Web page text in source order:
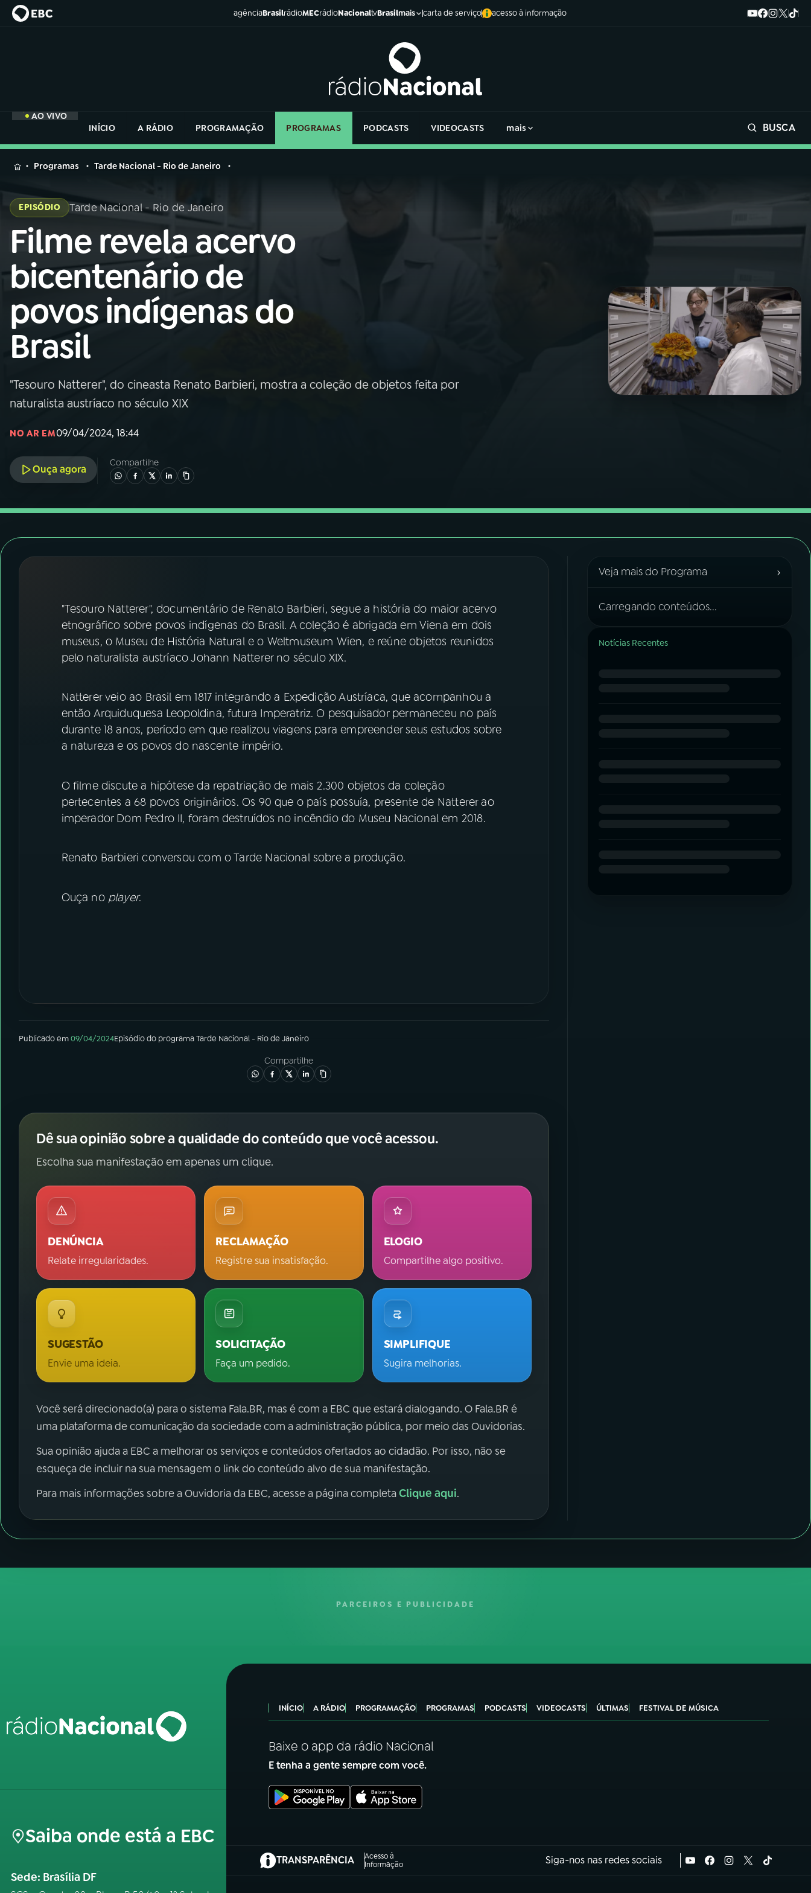
agênciaBrasilrádioMECrádioNacionaltvBrasilmais carta de serviço acesso à informação
AO VIVO
INÍCIO
A RÁDIO PROGRAMAÇÃO PROGRAMAS PODCASTS VIDEOCASTS mais BUSCA
MENU
Buscar
na
Rádio
Nacional
Buscar
AO VIVO
01 INÍCIO
02A RÁDIO
03PROGRAMAÇÃO
ACOMPANHE A RÁDIO NACIONAL
YouTube Facebook
na
Rádio
Nacional
Programas Tarde Nacional - Rio de Janeiro
EPISÓDIO Tarde Nacional - Rio de Janeiro
Filme revela acervo
bicentenário de
povos indígenas do
Brasil
"Tesouro Natterer", do cineasta Renato Barbieri, mostra a coleção de objetos feita por
naturalista austríaco no século XIX
NO AR EM09/04/2024, 18:44
Ouça agora
Compartilhe
"Tesouro Natterer", documentário de Renato Barbieri, segue a história do maior acervo
etnográfico sobre povos indígenas do Brasil. A coleção é abrigada em Viena em dois
museus, o Museu de História Natural e o Weltmuseum Wien, e reúne objetos reunidos
pelo naturalista austríaco Johann Natterer no século XIX.
Natterer veio ao Brasil em 1817 integrando a Expedição Austríaca, que acompanhou a
então Arquiduquesa Leopoldina, futura Imperatriz. O pesquisador permaneceu no país
durante 18 anos, período em que realizou viagens para empreender seus estudos sobre
a natureza e os povos do nascente império.
O filme discute a hipótese da repatriação de mais 2.300 objetos da coleção
pertecentes a 68 povos originários. Os 90 que o país possuía, presente de Natterer ao
imperador Dom Pedro II, foram destruídos no incêndio do Museu Nacional em 2018.
Renato Barbieri conversou com o Tarde Nacional sobre a produção.
Ouça no player.
Publicado em09/04/2024Episódiodo programaTarde Nacional - Rio de Janeiro
Compartilhe
Dê sua opinião sobre a qualidade do conteúdo que você acessou.
Escolha sua manifestação em apenas um clique.
DENÚNCIA
Relate irregularidades.
RECLAMAÇÃO
Registre sua insatisfação.
ELOGIO
Compartilhe algo positivo.
SUGESTÃO
Envie uma ideia.
SOLICITAÇÃO
Faça um pedido.
SIMPLIFIQUE
Sugira melhorias.
Você será direcionado(a) para o sistema Fala.BR, mas é com a EBC que estará dialogando. O Fala.BR é
uma plataforma de comunicação da sociedade com a administração pública, por meio das Ouvidorias.
Sua opinião ajuda a EBC a melhorar os serviços e conteúdos ofertados ao cidadão. Por isso, não se
esqueça de incluir na sua mensagem o link do conteúdo alvo de sua manifestação.
Para mais informações sobre a Ouvidoria da EBC, acesse a página completaClique aqui.
Veja mais do Programa ›
Carregando conteúdos...
Notícias Recentes
PARCEIROS E PUBLICIDADE
Saiba onde está a EBC
Sede: Brasília DF
INÍCIO A RÁDIO PROGRAMAÇÃO PROGRAMAS PODCASTS VIDEOCASTS ÚLTIMAS FESTIVAL DE MÚSICA
Baixe o app da rádio Nacional
E tenha a gente sempre com você.
TRANSPARÊNCIA
Acesso à
Informação
(abre em nova aba) Siga-nos nas redes sociais